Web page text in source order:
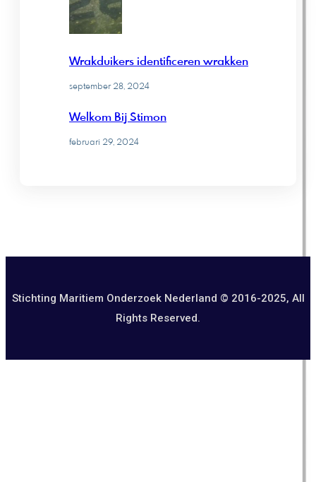
Wrakduikers identificeren wrakken
september 28, 2024
Welkom Bij Stimon
februari 29, 2024
Stichting Maritiem Onderzoek Nederland © 2016-2025, All
Rights Reserved.